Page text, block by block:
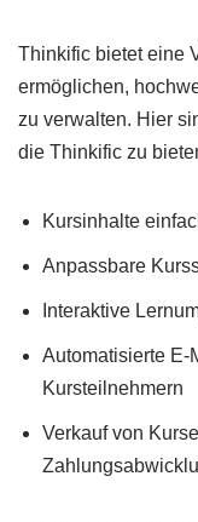
Thinkific bietet eine
ermöglichen,
zu verwalten. Hier
die Thinkific zu
Kursinhalte
Anpassbare
Interaktive
Automatisierte E-
Kursteilnehmern
Verkauf von